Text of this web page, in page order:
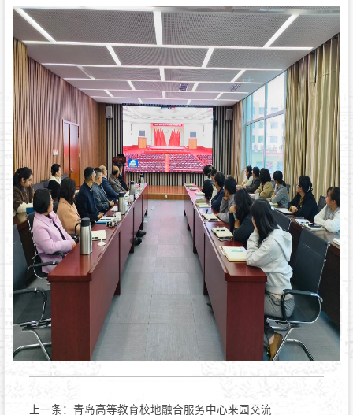
上一条： 青岛高等教育校地融合服务中心来园交流